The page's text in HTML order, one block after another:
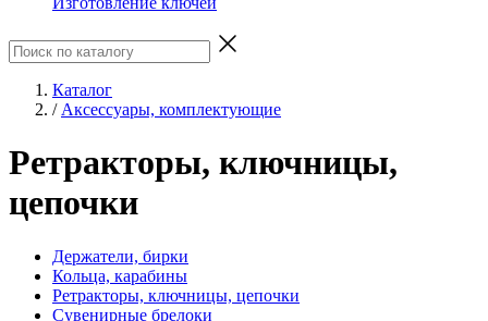
Каталог
/ Аксессуары, комплектующие
Ретракторы, ключницы,
цепочки
Держатели, бирки
Кольца, карабины
Ретракторы, ключницы, цепочки
Сувенирные брелоки